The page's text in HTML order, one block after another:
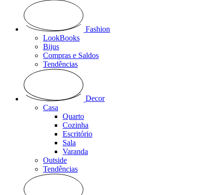
Fashion
LookBooks
Bijus
Compras e Saldos
Tendências
Decor
Casa
Quarto
Cozinha
Escritório
Sala
Varanda
Outside
Tendências